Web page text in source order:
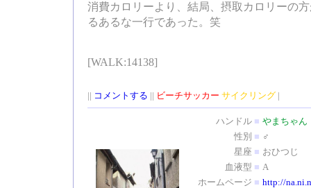
消費カロリーより、結局、摂取カロリーの
るあるな一行であった。笑
[WALK:14138]
|| コメントする || ビーチサッカー サイクリング|
ハンドル ■ やまちゃん
性別 ■ ♂
星座 ■ おひつじ
血液型 ■ A
ホームページ ■ http://